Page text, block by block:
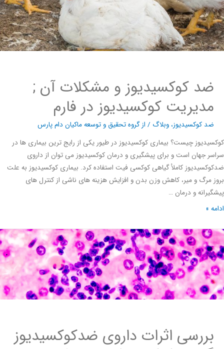
ضد کوکسیدیوز و مشکلات آن ;
مدیریت کوکسیدیوز در فارم
ضد کوکسیدیوز،وبلاگ/ از گروه تحقیق و توسعه ماکیان دام پارس
چیست؟ بیماری کوکسیدیوز در طیور یکی از رایج ترین بیماری ­ها در
جهان است و برای پیشگیری و درمان کوکسیدیوز می­ توان از داروی
کاملأ گیاهی کوکسی فیت استفاده کرد. بیماری کوکسیدیوز به علت
مرگ و میر، کاهش وزن بدن و افزایش هزینه­ های ناشی از کنترل­ های
و درمان …
»
بررسی اثرات داروی ضدکوکسیدیوز